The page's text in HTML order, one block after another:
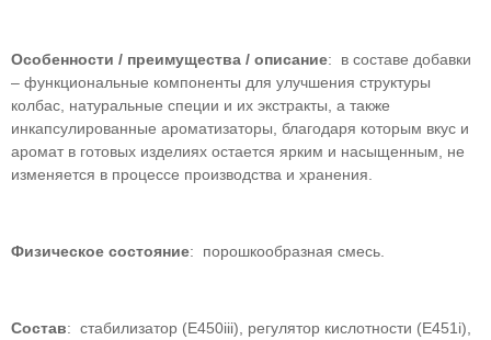
Особенности / преимущества / описание: в составе добавки
– функциональные компоненты для улучшения структуры
колбас, натуральные специи и их экстракты, а также
инкапсулированные ароматизаторы, благодаря которым вкус и
аромат в готовых изделиях остается ярким и насыщенным, не
изменяется в процессе производства и хранения.
Физическое состояние: порошкообразная смесь.
Состав: стабилизатор (Е450iii), регулятор кислотности (Е451i),